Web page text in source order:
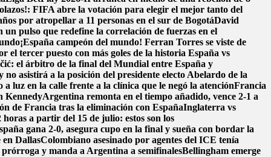
FIFA abre la votación para elegir el mejor tanto del
por atropellar a 11 personas en el sur de BogotáDavid
pulso que redefine la correlación de fuerzas en el
¡España campeón del mundo! Ferran Torres se viste de
tercer puesto con más goles de la historia España vs
el árbitro de la final del Mundial entre España y
asistirá a la posición del presidente electo Abelardo de la
luz en la calle frente a la clínica que le negó la atenciónFrancia
KennedyArgentina remonta en el tiempo añadido, vence 2-1 a
de Francia tras la eliminación con EspañaInglaterra vs
a partir del 15 de julio: estos son los
gana 2-0, asegura cupo en la final y sueña con bordar la
en DallasColombiano asesinado por agentes del ICE tenía
y manda a Argentina a semifinalesBellingham emerge